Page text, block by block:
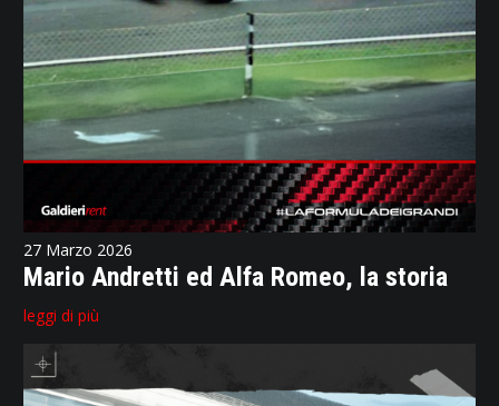
27 Marzo 2026
Mario Andretti ed Alfa Romeo, la storia
leggi di più